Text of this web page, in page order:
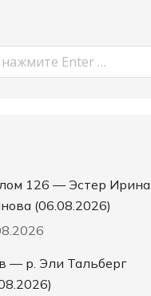
126 — Эстер Ирина
(06.08.2026)
— р. Эли Тальберг